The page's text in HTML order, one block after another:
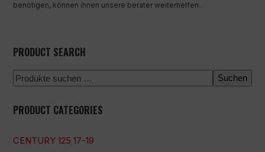
benötigen, können ihnen unsere berater weiterhelfen.
PRODUCT SEARCH
Suchen
PRODUCT CATEGORIES
CENTURY 125 17-19